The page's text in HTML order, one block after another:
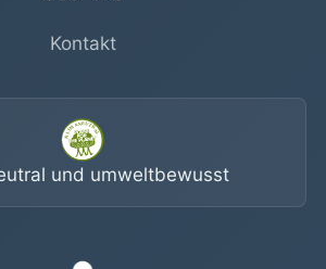
Kontakt
und umweltbewusst